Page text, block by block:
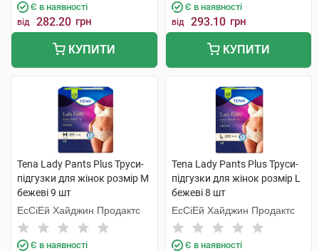
Є в наявності
від 282.20 грн
КУПИТИ
Є в наявності
від 293.10 грн
КУПИТИ
Tena Lady Pants Plus Труси-
підгузки для жінок розмір M
бежеві 9 шт
ЕсСіЕй Хайджин Продактс
Є в наявності
Tena Lady Pants Plus Труси-
підгузки для жінок розмір L
бежеві 8 шт
ЕсСіЕй Хайджин Продактс
Є в наявності